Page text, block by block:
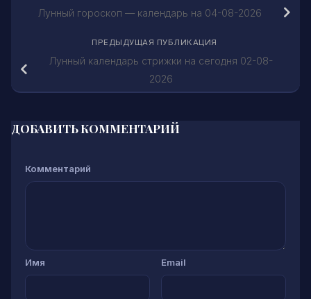
Лунный гороскоп — календарь на 04-08-2026
ПРЕДЫДУЩАЯ ПУБЛИКАЦИЯ
Лунный календарь стрижки на сегодня 02-08-
2026
ДОБАВИТЬ КОММЕНТАРИЙ
Комментарий
Имя Email